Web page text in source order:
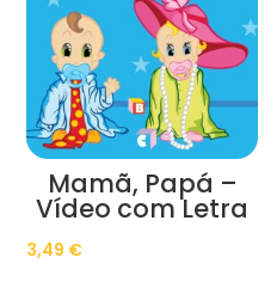
Mamã, Papá –
Vídeo com Letra
3,49 €